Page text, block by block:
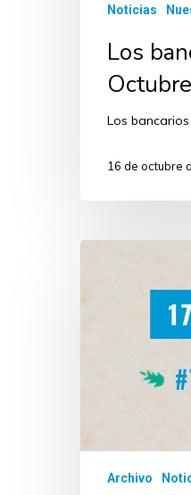
Noticias
Los
Los
16 de octubre
Archivo